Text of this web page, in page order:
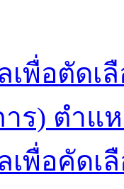
พื่อตัดเ
าร) ตำ
พื่อคัดเ